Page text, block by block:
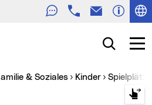
TelefonE-Mail
Suche
Familie & Soziales Kinder